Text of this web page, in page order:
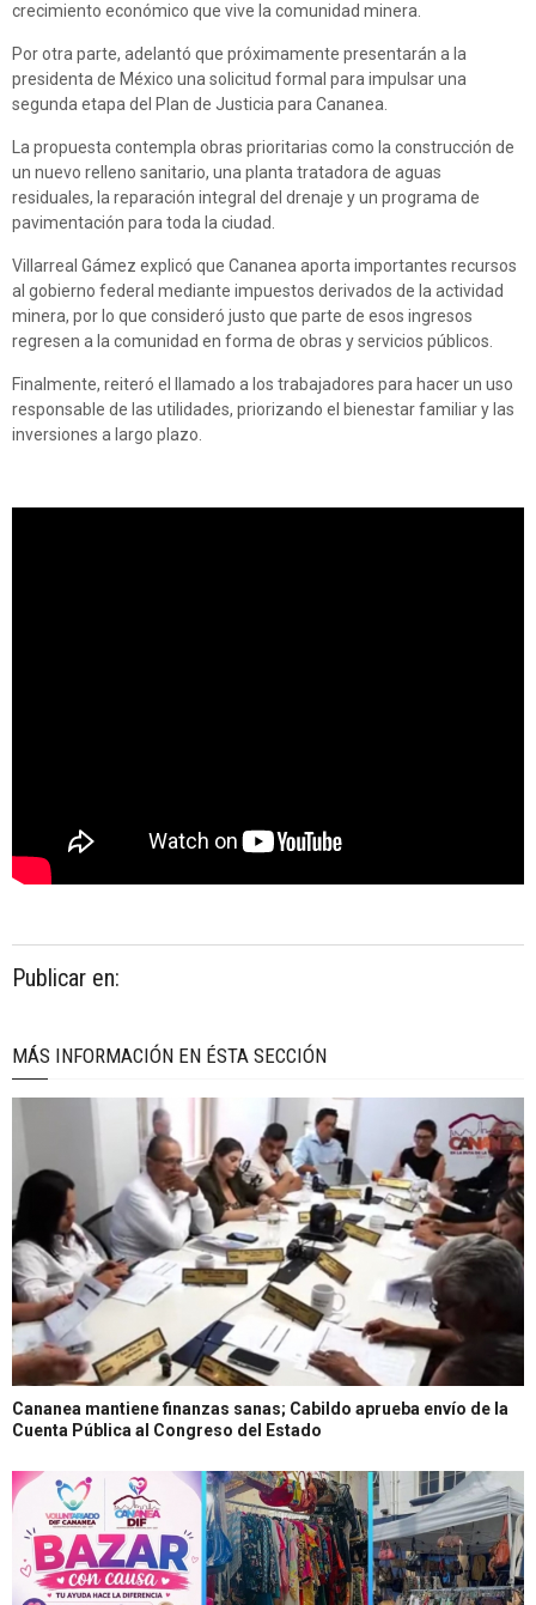
crecimiento económico que vive la comunidad minera.
Por otra parte, adelantó que próximamente presentarán a la
presidenta de México una solicitud formal para impulsar una
segunda etapa del Plan de Justicia para Cananea.
La propuesta contempla obras prioritarias como la construcción de
un nuevo relleno sanitario, una planta tratadora de aguas
residuales, la reparación integral del drenaje y un programa de
pavimentación para toda la ciudad.
Villarreal Gámez explicó que Cananea aporta importantes recursos
al gobierno federal mediante impuestos derivados de la actividad
minera, por lo que consideró justo que parte de esos ingresos
regresen a la comunidad en forma de obras y servicios públicos.
Finalmente, reiteró el llamado a los trabajadores para hacer un uso
responsable de las utilidades, priorizando el bienestar familiar y las
inversiones a largo plazo.
Publicar en:
MÁS INFORMACIÓN EN ÉSTA SECCIÓN
Cananea mantiene finanzas sanas; Cabildo aprueba envío de la
Cuenta Pública al Congreso del Estado